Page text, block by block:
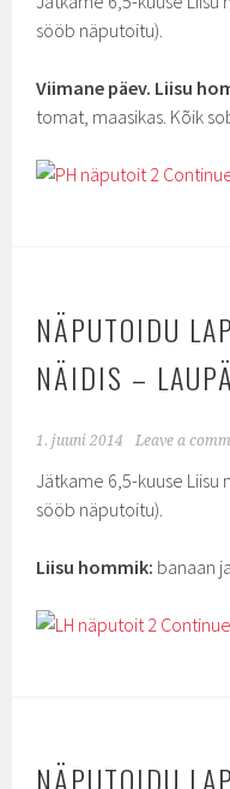
sööb näputoitu).
Viimane päev. Liisu
tomat, maasikas. Kõik
NÄPUTOIDU
NÄIDIS –
1. juuni 2014 Leave a
Jätkame 6,5-kuuse Liisu
sööb näputoitu).
Liisu hommik: banaan
NÄPUTOIDU